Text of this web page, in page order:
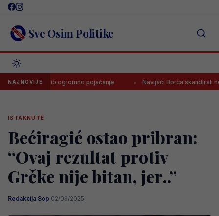
Skip
content Sve Osim Politike
NAJNOVIJE
ogromno pojačanje Navijači Borca skandirali nepriznatoj
ISTAKNUTE
Bećiragić ostao pribran:
“Ovaj rezultat protiv
Grčke nije bitan, jer..”
Redakcija Sop·02/09/2025